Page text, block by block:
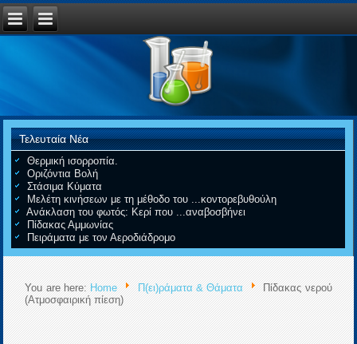
Τελευταία Νέα
Θερμική ισορροπία.
Οριζόντια Βολή
Στάσιμα Κύματα
Μελέτη κινήσεων με τη μέθοδο του ...κοντορεβυθούλη
Ανάκλαση του φωτός: Κερί που ...αναβοσβήνει
Πίδακας Αμμωνίας
Πειράματα με τον Αεροδιάδρομο
You are here: Home Π(ει)ράματα & Θάματα
Πίδακας νερού
(Ατμοσφαιρική πίεση)